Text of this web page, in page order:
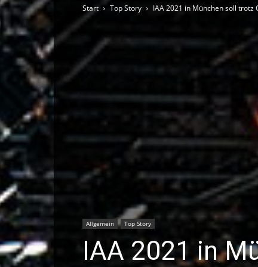
Start Top Story IAA 2021 in München soll
Allgemein Top Story
IAA 2021 in